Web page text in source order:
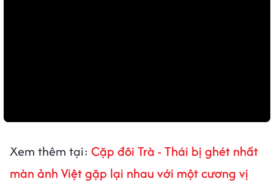
Xem thêm tại: Cặp đôi Trà - Thái bị ghét nhất
màn ảnh Việt gặp lại nhau với một cương vị